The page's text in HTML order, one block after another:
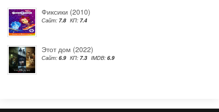
Фиксики (2010)
Сайт: 7.8 КП: 7.4
Этот дом (2022)
Сайт: 6.9 КП: 7.3 IMDB: 6.9